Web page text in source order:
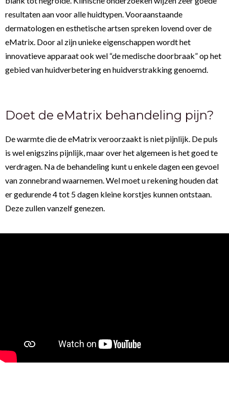
resultaten aan voor alle huidtypen. Vooraanstaande
dermatologen en esthetische artsen spreken lovend over de
eMatrix. Door al zijn unieke eigenschappen wordt het
innovatieve apparaat ook wel “de medische doorbraak” op het
gebied van huidverbetering en huidverstrakking genoemd.
Doet de eMatrix behandeling pijn?
De warmte die de eMatrix veroorzaakt is niet pijnlijk. De puls
is wel enigszins pijnlijk, maar over het algemeen is het goed te
verdragen. Na de behandeling kunt u enkele dagen een gevoel
van zonnebrand waarnemen. Wel moet u rekening houden dat
er gedurende 4 tot 5 dagen kleine korstjes kunnen ontstaan.
Deze zullen vanzelf genezen.